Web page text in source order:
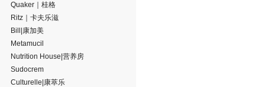
Quaker｜桂格
Ritz｜卡夫乐滋
Bill|康加美
Metamucil
Nutrition House|营养房
Sudocrem
Culturelle|康萃乐